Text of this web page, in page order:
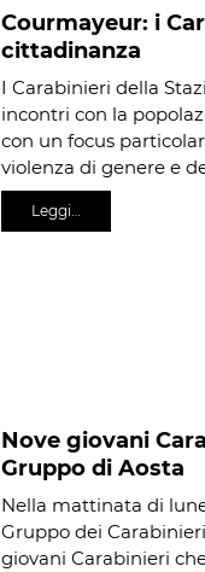
Courmayeur: i
cittadinanza
I Carabinieri della
incontri con la
con un focus
violenza di genere e
Leggi…
Nove giovani
Gruppo di Aosta
Nella mattinata di
Gruppo dei
giovani Carabinieri